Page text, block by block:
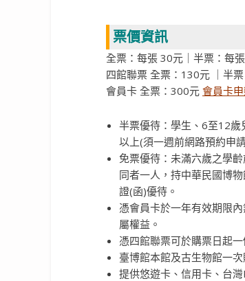
票價資訊
全票：每張 30元｜半票：每
四館聯票 全票：130元 ｜半
會員卡 全票：300元 會員卡
半票優待：學生、6至12
以上(須一週前網路預約申
免票優待：未滿六歲之學
同者一人，持中華民國博
證(函)優待。
憑會員卡於一年有效期限
屬權益。
憑四館聯票可於購票日起
臺博館本館及古生物館一
提供悠遊卡、信用卡、台